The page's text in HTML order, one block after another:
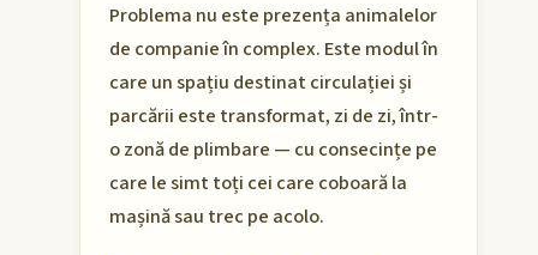
Problema nu este prezența animalelor
de companie în complex. Este modul în
care un spațiu destinat circulației și
parcării este transformat, zi de zi, într-
o zonă de plimbare — cu consecințe pe
care le simt toți cei care coboară la
mașină sau trec pe acolo.